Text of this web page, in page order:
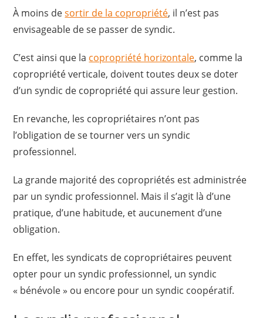
À moins desortir de la copropriété, il n’est pas
envisageable de se passer de syndic.
C’est ainsi que la copropriété horizontale, comme la
copropriété verticale, doivent toutes deux se doter
d’un syndic de copropriété qui assure leur gestion.
En revanche, les copropriétaires n’ont pas
l’obligation de se tourner vers un syndic
professionnel.
La grande majorité des copropriétés est administrée
par un syndic professionnel. Mais il s’agit là d’une
pratique, d’une habitude, et aucunement d’une
obligation.
En effet, les syndicats de copropriétaires peuvent
opter pour un syndic professionnel, un syndic
« bénévole » ou encore pour un syndic coopératif.